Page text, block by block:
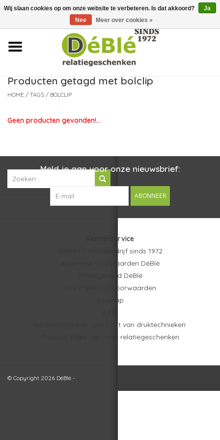
Over ons
Contact
Nieuws
Leveringsvoorwaarden
Producten getagd met bolclip
HOME / TAGS / BOLCLIP
Geen producten gevonden!...
Meld je aan voor onze nieuwsbrief:
ABONNEER
Klantenservice
DéBlé – Familiebedrijf sinds 1972
Algemene voorwaarden DéBlé
Privacybeleid DéBlé
Onze leveringsvoorwaarden
Sitemap
Bedrukkings-info: overzicht van druktechnieken
Product video van onze relatiegeschenken
© Copyright 2026 DéBlé -
Wij slaan cookies op om onze website te verbeteren. Is dat akkoord?
Ja
Nee
Meer over cookies »